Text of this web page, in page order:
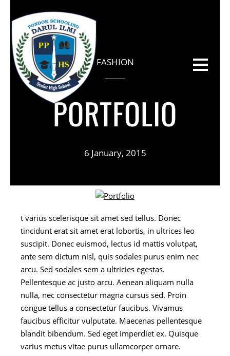
FASHION
PORTFOLIO
6 January, 2015
t varius scelerisque sit amet sed tellus. Donec
tincidunt erat sit amet erat lobortis, in ultrices leo
suscipit. Donec euismod, lectus id mattis volutpat,
ante sem dictum nisl, quis sodales purus enim nec
arcu. Sed sodales sem a ultricies egestas.
Pellentesque ac justo arcu. Aenean aliquam nulla
nulla, nec consectetur magna cursus sed. Proin
congue tellus a consectetur faucibus. Vivamus
faucibus efficitur vulputate. Maecenas pellentesque
blandit bibendum. Sed eget imperdiet ex. Quisque
varius metus vitae purus ullamcorper ornare.